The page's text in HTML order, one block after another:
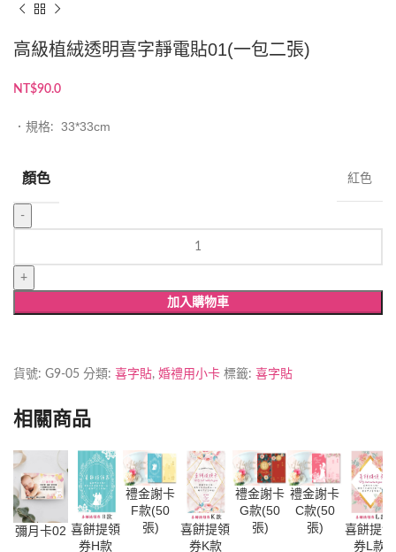
高級植絨透明喜字靜電貼01(一包二張)
NT$90.0
．規格: 33*33cm
顏色 紅色
植
絨
透
字
電
貼
01(一
包
二
張)
數
加入購物車
貨號: G9-05 分類: 喜字貼, 婚禮用小卡 標籤: 喜字貼
相關商品
彌月卡02 喜餅提領
券H款
禮金謝卡
F款(50
張)
喜餅提領
券K款
禮金謝卡
G款(50
張)
禮金謝卡
C款(50
張)
喜餅提領
券L款